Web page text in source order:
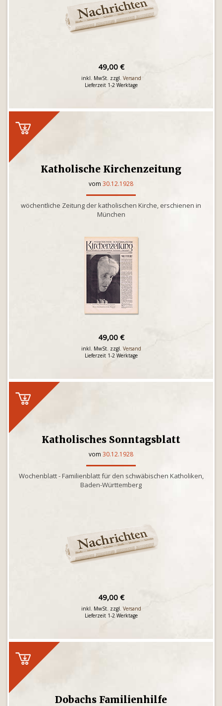
49,00 €
inkl. MwSt. zzgl. Versand
Lieferzeit 1-2 Werktage
Katholische Kirchenzeitung
vom 30.12.1928
wöchentliche Zeitung der katholischen Kirche, erschienen in
München
49,00 €
inkl. MwSt. zzgl. Versand
Lieferzeit 1-2 Werktage
Katholisches Sonntagsblatt
vom 30.12.1928
Wochenblatt - Familienblatt für den schwäbischen Katholiken,
Baden-Württemberg
49,00 €
inkl. MwSt. zzgl. Versand
Lieferzeit 1-2 Werktage
Dobachs Familienhilfe